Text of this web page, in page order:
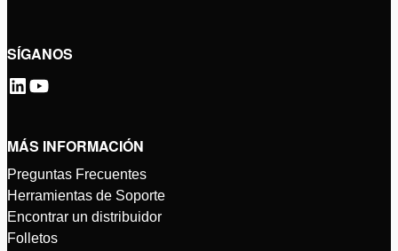
SÍGANOS
MÁS INFORMACIÓN
Preguntas Frecuentes
Herramientas de Soporte
Encontrar un distribuidor
Folletos